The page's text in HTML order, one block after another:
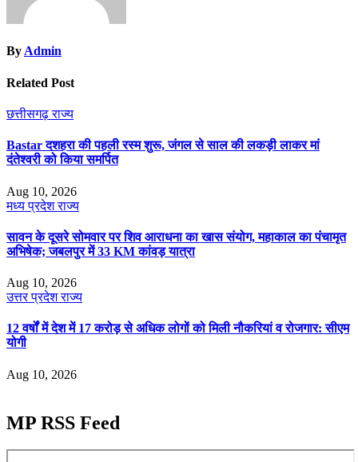
ByAdmin
Related Post
छत्तीसगढ़राज्य
Bastar दशहरा की पहली रस्म शुरू, जंगल से साल की लकड़ी लाकर मां
दंतेश्वरी को किया समर्पित
Aug 10, 2026
मध्य प्रदेशराज्य
सावन के दूसरे सोमवार पर शिव आराधना का खास संयोग, महाकाल का पंचामृत
अभिषेक; जबलपुर में 33 KM कांवड़ यात्रा
Aug 10, 2026
उत्तर प्रदेशराज्य
12 वर्षों में देश में 17 करोड़ से अधिक लोगों को मिली नौकरियां व रोजगार: सीएम
योगी
Aug 10, 2026
MP RSS Feed